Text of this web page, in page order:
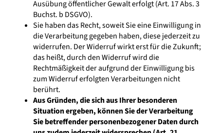
Ausübung öffentlicher Gewalt erfolgt (Art. 17 Abs. 3
Buchst. b DSGVO).
Sie haben das Recht, soweit Sie eine Einwilligung in
die Verarbeitung gegeben haben, diese jederzeit zu
widerrufen. Der Widerruf wirkt erst für die Zukunft;
das heißt, durch den Widerruf wird die
Rechtmäßigkeit der aufgrund der Einwilligung bis
zum Widerruf erfolgten Verarbeitungen nicht
berührt.
Aus Gründen, die sich aus Ihrer besonderen
Situation ergeben, können Sie der Verarbeitung
Sie betreffender personenbezogener Daten durch